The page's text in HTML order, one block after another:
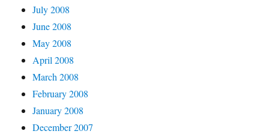
July 2008
June 2008
May 2008
April 2008
March 2008
February 2008
January 2008
December 2007